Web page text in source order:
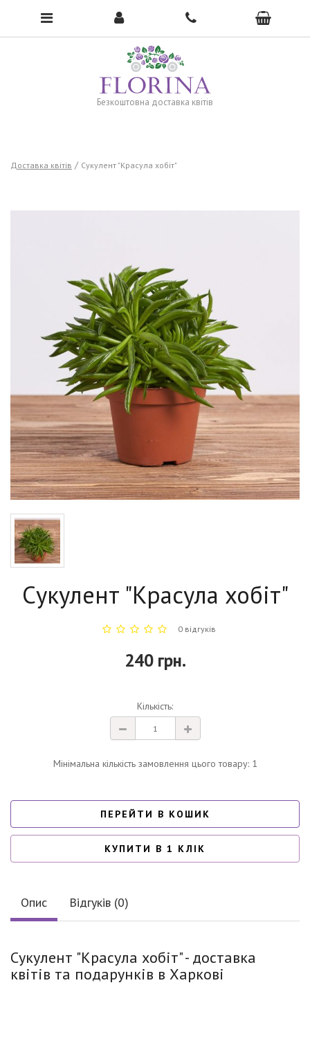
Безкоштовна доставка квітів
To open the menu, click here →
Доставка квітів Сукулент "Красула хобіт"
Сукулент "Красула хобіт"
0 відгуків
240 грн.
Кількість:
Мінімальна кількість замовлення цього товару: 1
ПЕРЕЙТИ В КОШИК
КУПИТИ В 1 КЛІК
Опис Відгуків (0)
Сукулент "Красула хобіт" - доставка
квітів та подарунків в Харкові